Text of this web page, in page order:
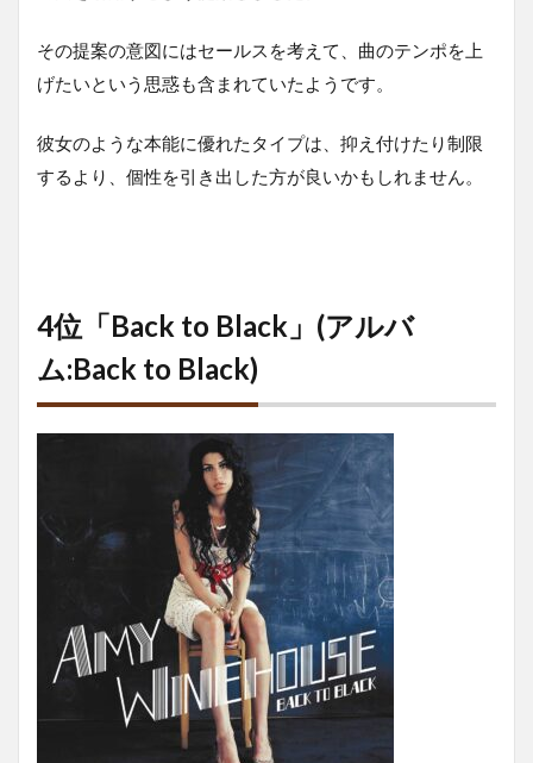
その提案の意図にはセールスを考えて、曲のテンポを上
げたいという思惑も含まれていたようです。
彼女のような本能に優れたタイプは、抑え付けたり制限
するより、個性を引き出した方が良いかもしれません。
4位「Back to Black」(アルバ
ム:Back to Black)